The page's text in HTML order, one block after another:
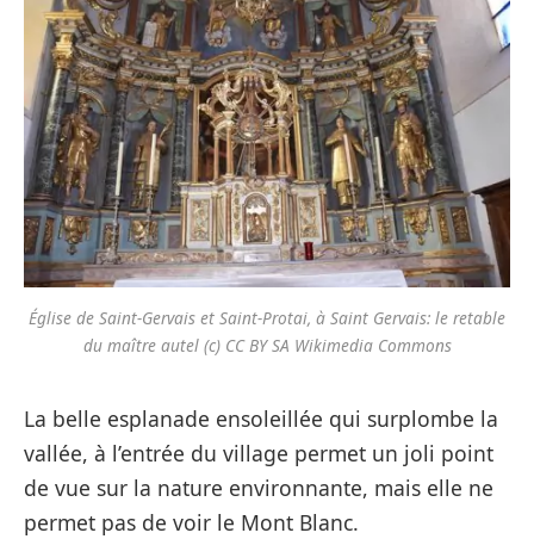
Église de Saint-Gervais et Saint-Protai, à Saint Gervais: le retable
du maître autel (c) CC BY SA Wikimedia Commons
La belle esplanade ensoleillée qui surplombe la
vallée, à l’entrée du village permet un joli point
de vue sur la nature environnante, mais elle ne
permet pas de voir le Mont Blanc.